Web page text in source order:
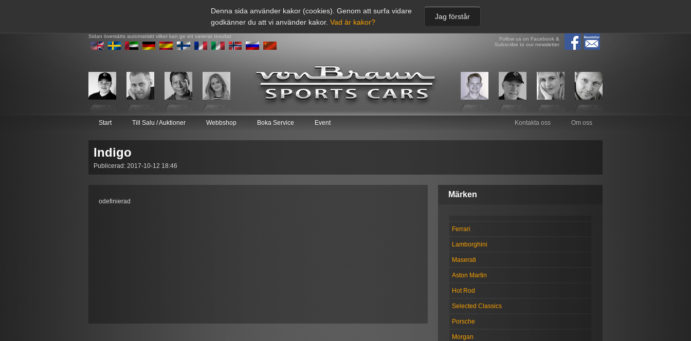
Denna sida använder kakor (cookies). Genom att surfa vidare
godkänner du att vi använder kakor. Vad är kakor?
Jag förstår
Sidan översätts automatiskt vilket kan ge ett varierat resultat
Follow us on Facebook &
Subscribe to our newsletter
Start Till Salu / Auktioner Webbshop Boka Service Event Kontakta oss Om oss
Indigo
Publicerad: 2017-10-12 18:46
odefinierad
Märken
Ferrari
Lamborghini
Maserati
Aston Martin
Hot Rod
Selected Classics
Porsche
Morgan